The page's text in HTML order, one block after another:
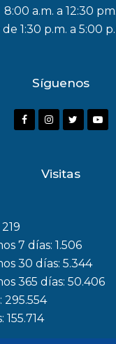
8:00 a.m. a 12:30 pm.
de 1:30 p.m. a 5:00
Síguenos
F
o
k
I
a
m
r
Y
Visitas
219
7 días:1.506
30 días:5.344
365 días:50.406
295.554
155.714